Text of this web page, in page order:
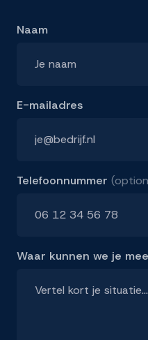
Naam
E-mailadres
Telefoonnummer
Waar kunnen we je